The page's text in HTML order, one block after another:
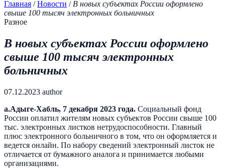
Главная / Новости / В новых субъектах России оформлено
свыше 100 тысяч электронных больничных
Разное
В новых субъектах России оформлено
свыше 100 тысяч электронных
больничных
07.12.2023 author
а.Адыге-Хабль, 7 декабря 2023 года. Социальный фонд
России оплатил жителям новых субъектов России свыше 100
тыс. электронных листков нетрудоспособности. Главный
плюс электронного больничного в том, что он оформляется и
ведется онлайн. По набору сведений электронный листок не
отличается от бумажного аналога и принимается любыми
организациями.